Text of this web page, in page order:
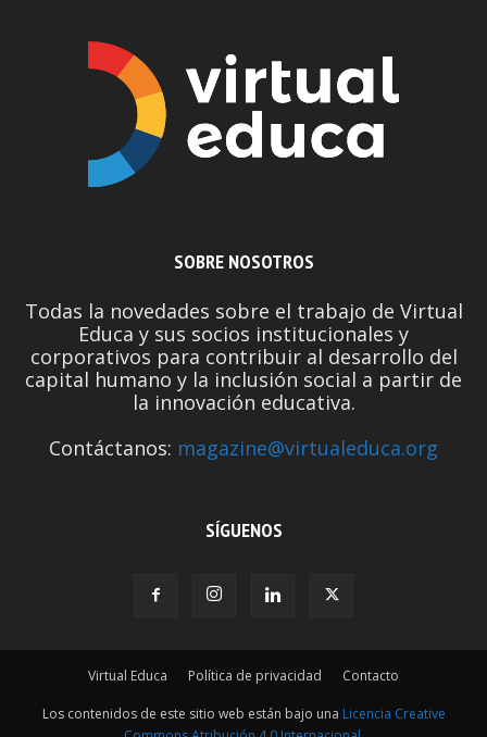
SOBRE NOSOTROS
Todas la novedades sobre el trabajo de Virtual
Educa y sus socios institucionales y
corporativos para contribuir al desarrollo del
capital humano y la inclusión social a partir de
la innovación educativa.
Contáctanos: magazine@virtualeduca.org
SÍGUENOS
Virtual Educa Política de privacidad Contacto
Los contenidos de este sitio web están bajo una Licencia Creative